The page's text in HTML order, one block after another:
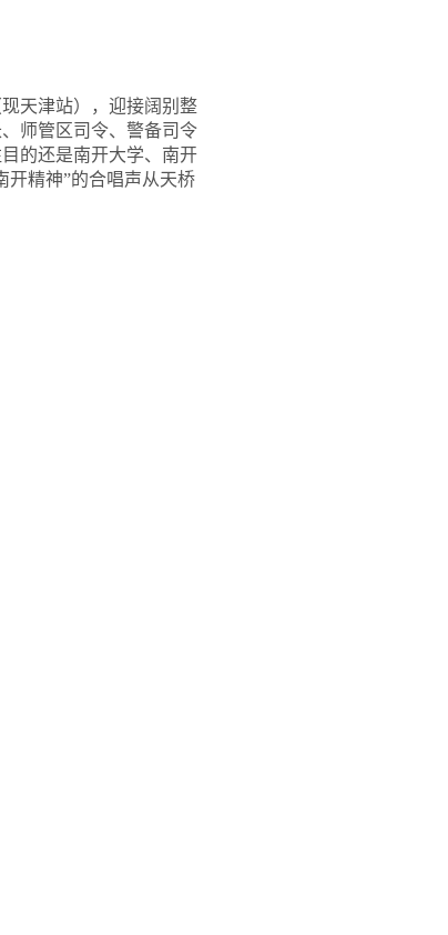
天津站），迎接阔别整
师管区司令、警备司令
的还是南开大学、南开
开精神”的合唱声从天桥